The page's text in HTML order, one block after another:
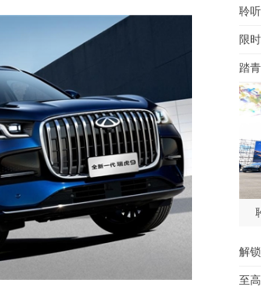
聆
限
踏
解
至